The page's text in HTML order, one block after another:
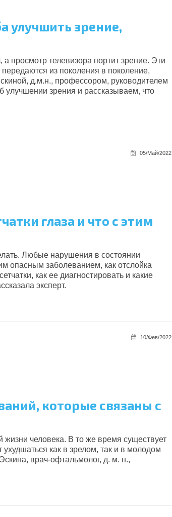
улучшить зрение,
просмотр телевизора портит зрение. Эти
из поколения в поколение,
д.м.н., профессором, руководителем
зрения и рассказываем, что
05/Май/2022
глаза и что с этим
Любые нарушения в состоянии
опасным заболеванием, как отслойка
как ее диагностировать и какие
эксперт.
10/Фев/2022
которые связаны с
человека. В то же время существует
как в зрелом, так и в молодом
врач-офтальмолог, д. м. н.,